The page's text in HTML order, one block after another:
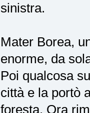
sinistra.
Mater Borea,
enorme, da
Poi qualcosa
città e la portò
foresta. Ora